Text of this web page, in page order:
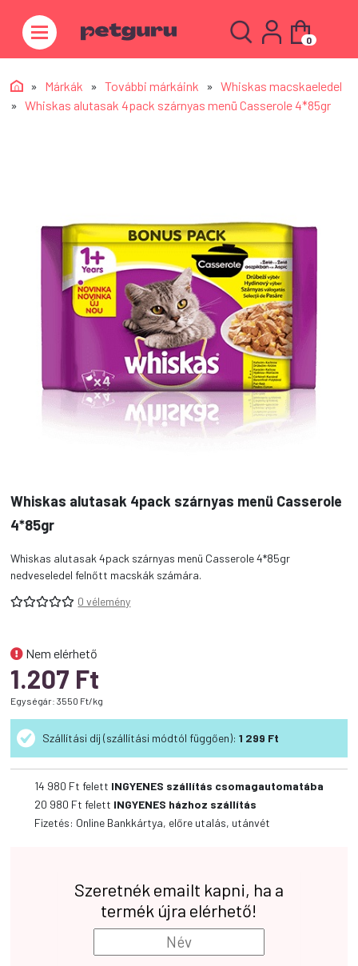
0
» Márkák » További márkáink » Whiskas macskaeledel
» Whiskas alutasak 4pack szárnyas menü Casserole 4*85gr
Whiskas alutasak 4pack szárnyas menü Casserole
4*85gr
Whiskas alutasak 4pack szárnyas menü Casserole 4*85gr
nedveseledel felnőtt macskák számára.
0 vélemény
Nem elérhető
1.207 Ft
Egységár: 3550 Ft/kg
Szállítási díj (szállítási módtól függően): 1 299 Ft
14 980 Ft felett INGYENES szállítás csomagautomatába
20 980 Ft felett INGYENES házhoz szállítás
Fizetés: Online Bankkártya, előre utalás, utánvét
Szeretnék emailt kapni, ha a
termék újra elérhető!